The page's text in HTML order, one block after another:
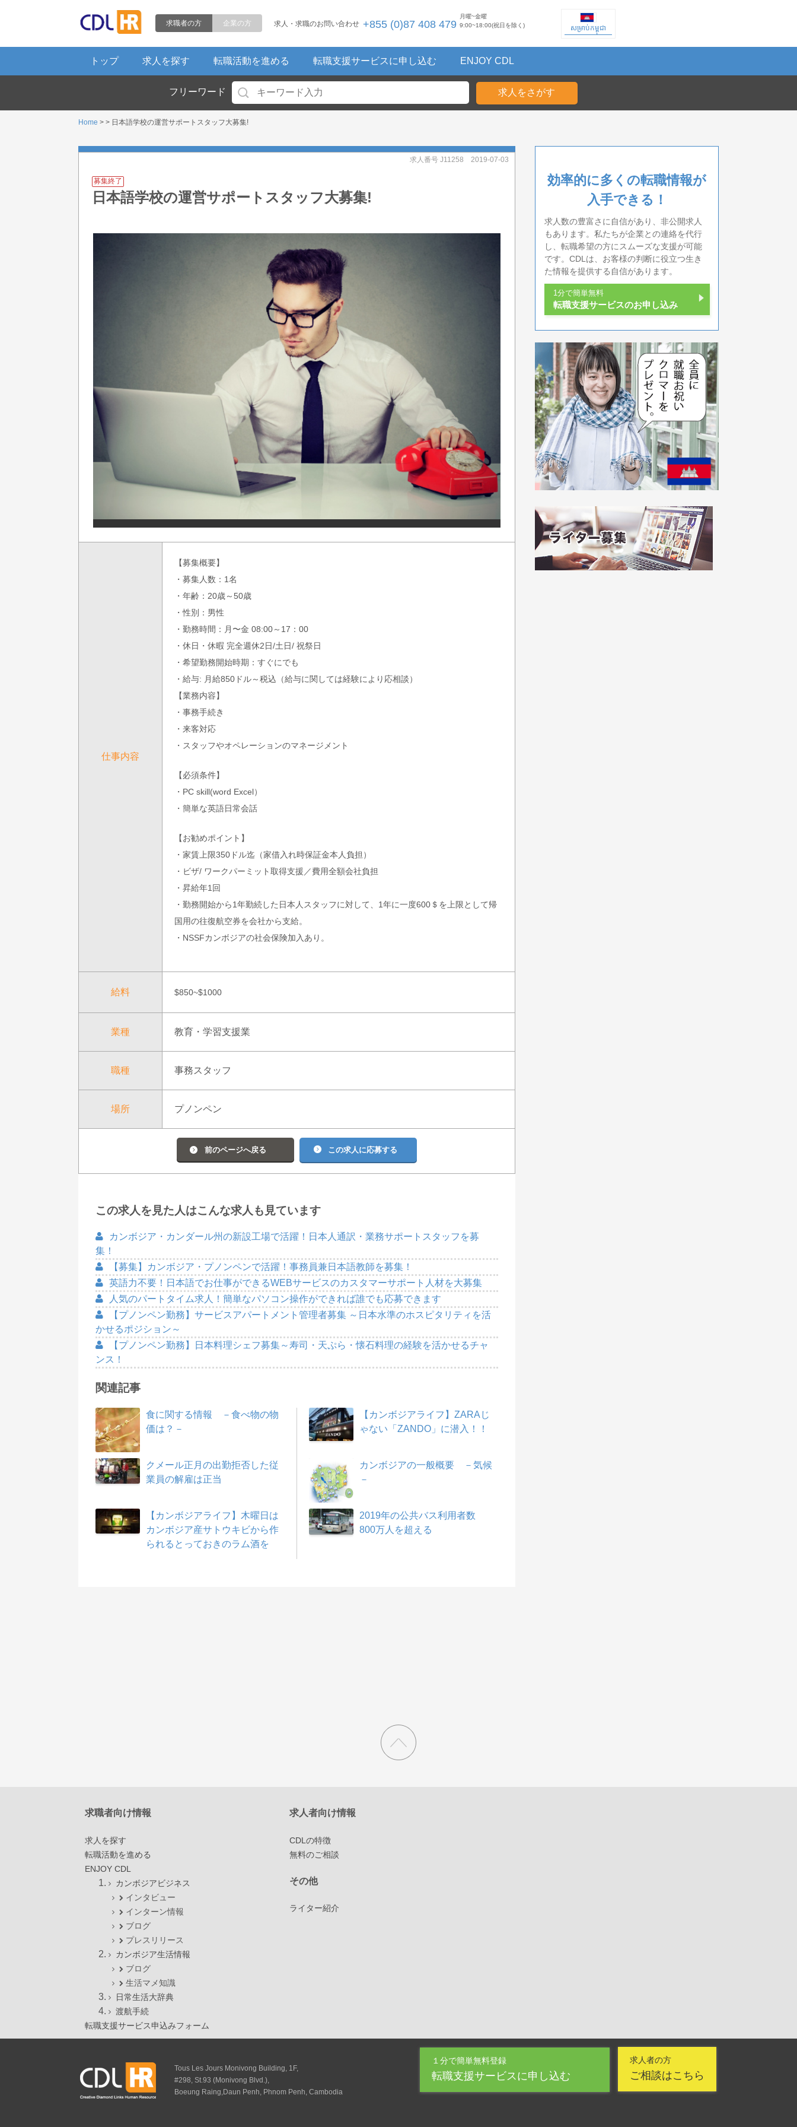
求人・求職のお問い合わせ +855 (0)87 408 479
月曜~金曜
9:00~18:00(祝日を除く)
សម្រាប់កម្ពុជា
求職者の方 企業の方
トップ 求人を探す 転職活動を進める 転職支援サービスに申し込む ENJOY CDL
フリーワード
Home > > 日本語学校の運営サポートスタッフ大募集!
募集終了
日本語学校の運営サポートスタッフ大募集!
求人番号 J11258 2019-07-03
仕事内容
【募集概要】
・募集人数：1名
・年齢：20歳～50歳
・性別：男性
・勤務時間：月〜金 08:00～17：00
・休日・休暇 完全週休2日/土日/ 祝祭日
・希望勤務開始時期：すぐにでも
・給与: 月給850ドル～税込（給与に関しては経験により応相談）
【業務内容】
・事務手続き
・来客対応
・スタッフやオペレーションのマネージメント
【必須条件】
・PC skill(word Excel）
・簡単な英語日常会話
【お勧めポイント】
・家賃上限350ドル迄（家借入れ時保証金本人負担）
・ビザ/ ワークパーミット取得支援／費用全額会社負担
・昇給年1回
・勤務開始から1年勤続した日本人スタッフに対して、1年に一度600＄を上限として帰
国用の往復航空券を会社から支給。
・NSSFカンボジアの社会保険加入あり。
給料 $850~$1000
業種 教育・学習支援業
職種 事務スタッフ
場所 プノンペン
前のページへ戻る この求人に応募する
この求人を見た人はこんな求人も見ています
カンボジア・カンダール州の新設工場で活躍！日本人通訳・業務サポートスタッフを募
集！
【募集】カンボジア・プノンペンで活躍！事務員兼日本語教師を募集！
英語力不要！日本語でお仕事ができるWEBサービスのカスタマーサポート人材を大募集
人気のパートタイム求人！簡単なパソコン操作ができれば誰でも応募できます
【プノンペン勤務】サービスアパートメント管理者募集 ～日本水準のホスピタリティを活
かせるポジション～
【プノンペン勤務】日本料理シェフ募集～寿司・天ぷら・懐石料理の経験を活かせるチャ
ンス！
関連記事
食に関する情報 －食べ物の物
価は？－
クメール正月の出勤拒否した従
業員の解雇は正当
【カンボジアライフ】木曜日は
カンボジア産サトウキビから作
られるとっておきのラム酒を
【カンボジアライフ】ZARAじ
ゃない「ZANDO」に潜入！！
カンボジアの一般概要 －気候
－
2019年の公共バス利用者数
800万人を超える
効率的に多くの転職情報が
入手できる！
求人数の豊富さに自信があり、非公開求人
もあります。私たちが企業との連絡を代行
し、転職希望の方にスムーズな支援が可能
です。CDLは、お客様の判断に役立つ生き
た情報を提供する自信があります。
1分で簡単無料
転職支援サービスのお申し込み
求職者向け情報
求人を探す
転職活動を進める
ENJOY CDL
カンボジアビジネス
インタビュー
インターン情報
ブログ
プレスリリース
カンボジア生活情報
ブログ
生活マメ知識
日常生活大辞典
渡航手続
転職支援サービス申込みフォーム
求人者向け情報
CDLの特徴
無料のご相談
その他
ライター紹介
１分で簡単無料登録
転職支援サービスに申し込む
求人者の方
ご相談はこちら
Tous Les Jours Monivong Building, 1F,
#298, St.93 (Monivong Blvd.),
Boeung Raing,Daun Penh, Phnom Penh, Cambodia